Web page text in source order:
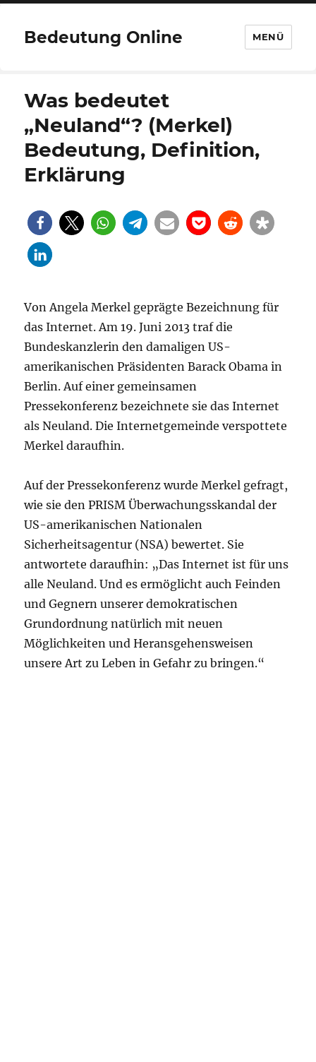
Bedeutung Online MENÜ
Was bedeutet
„Neuland“? (Merkel)
Bedeutung, Definition,
Erklärung
Von Angela Merkel geprägte Bezeichnung für
das Internet. Am 19. Juni 2013 traf die
Bundeskanzlerin den damaligen US-
amerikanischen Präsidenten Barack Obama in
Berlin. Auf einer gemeinsamen
Pressekonferenz bezeichnete sie das Internet
als Neuland. Die Internetgemeinde verspottete
Merkel daraufhin.
Auf der Pressekonferenz wurde Merkel gefragt,
wie sie den PRISM Überwachungsskandal der
US-amerikanischen Nationalen
Sicherheitsagentur (NSA) bewertet. Sie
antwortete daraufhin: „Das Internet ist für uns
alle Neuland. Und es ermöglicht auch Feinden
und Gegnern unserer demokratischen
Grundordnung natürlich mit neuen
Möglichkeiten und Heransgehensweisen
unsere Art zu Leben in Gefahr zu bringen.“